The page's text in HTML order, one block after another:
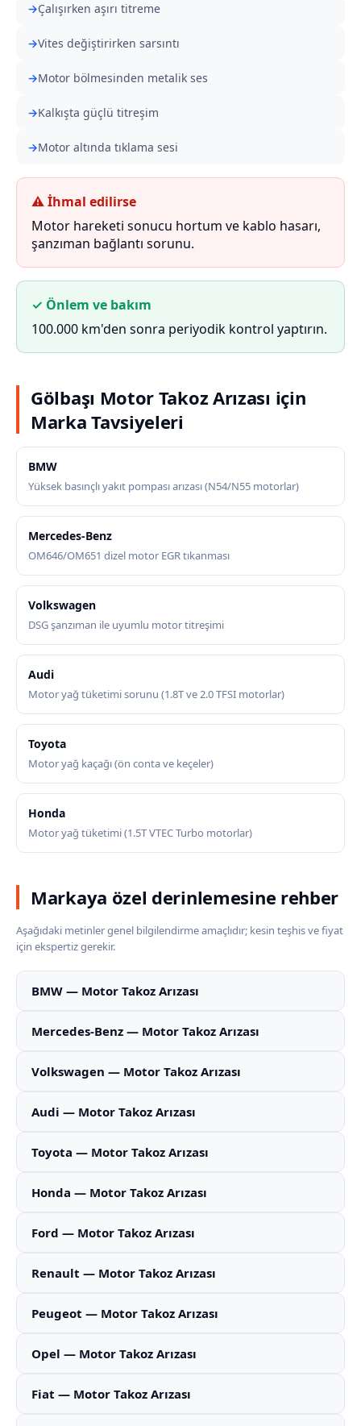
Çalışırken aşırı titreme
Vites değiştirirken sarsıntı
Motor bölmesinden metalik ses
Kalkışta güçlü titreşim
Motor altında tıklama sesi
⚠ İhmal edilirse
Motor hareketi sonucu hortum ve kablo hasarı,
şanzıman bağlantı sorunu.
✓ Önlem ve bakım
100.000 km'den sonra periyodik kontrol yaptırın.
Gölbaşı Motor Takoz Arızası için
Marka Tavsiyeleri
BMW
Yüksek basınçlı yakıt pompası arızası (N54/N55 motorlar)
Mercedes-Benz
OM646/OM651 dizel motor EGR tıkanması
Volkswagen
DSG şanzıman ile uyumlu motor titreşimi
Audi
Motor yağ tüketimi sorunu (1.8T ve 2.0 TFSI motorlar)
Toyota
Motor yağ kaçağı (ön conta ve keçeler)
Honda
Motor yağ tüketimi (1.5T VTEC Turbo motorlar)
Markaya özel derinlemesine rehber
Aşağıdaki metinler genel bilgilendirme amaçlıdır; kesin teşhis ve fiyat
için ekspertiz gerekir.
BMW — Motor Takoz Arızası
Mercedes-Benz — Motor Takoz Arızası
Volkswagen — Motor Takoz Arızası
Audi — Motor Takoz Arızası
Toyota — Motor Takoz Arızası
Honda — Motor Takoz Arızası
Ford — Motor Takoz Arızası
Renault — Motor Takoz Arızası
Peugeot — Motor Takoz Arızası
Opel — Motor Takoz Arızası
Fiat — Motor Takoz Arızası